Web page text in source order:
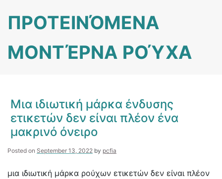
content
ΠΡΟΤΕΙΝΌΜΕΝΑ
ΜΟΝΤΈΡΝΑ ΡΟΎΧΑ
Μια ιδιωτική μάρκα ένδυσης
ετικετών δεν είναι πλέον ένα
μακρινό όνειρο
Posted on September 13, 2022 by pcfia
μια ιδιωτική μάρκα ρούχων ετικετών δεν είναι πλέον